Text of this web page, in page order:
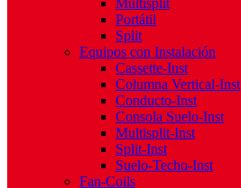
Multisplit
Portátil
Split
Equipos con Instalación
Cassette-Inst
Columna Vertical-Inst
Conducto-Inst
Consola Suelo-Inst
Multisplit-Inst
Split-Inst
Suelo-Techo-Inst
Fan-Coils